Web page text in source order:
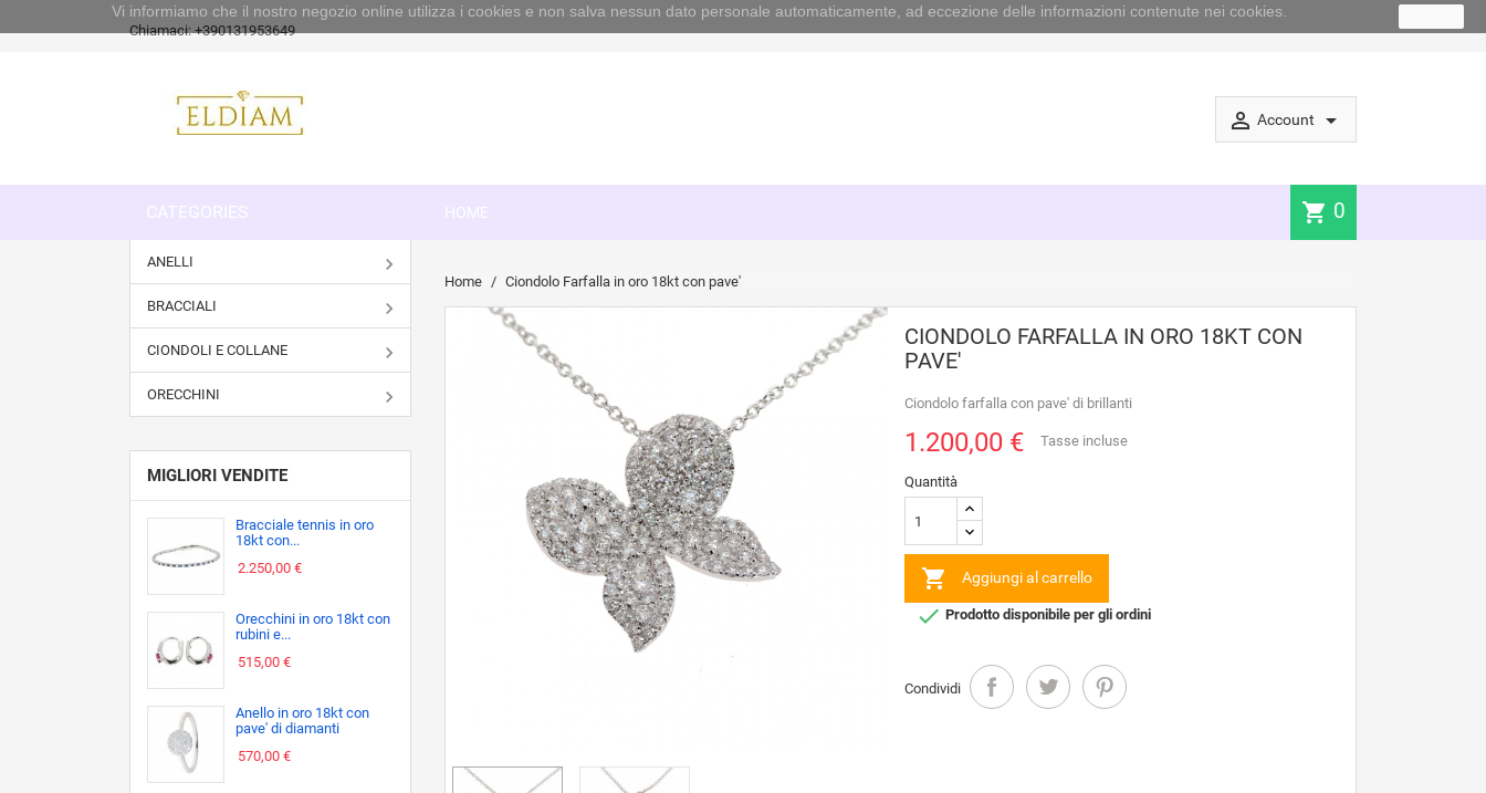
Chiamaci:+390131953649
perm_identity Account arrow_drop_down
CATEGORIES HOME shopping_cart 0
ANELLI
BRACCIALI
CIONDOLI E COLLANE
ORECCHINI
MIGLIORI VENDITE
Bracciale tennis in oro
18kt con...
2.250,00 €
Orecchini in oro 18kt con
rubini e...
515,00 €
Anello in oro 18kt con
pave' di diamanti
570,00 €
Home Ciondolo Farfalla in oro 18kt con pave'
CIONDOLO FARFALLA IN ORO 18KT CON
PAVE'
Ciondolo farfalla con pave' di brillanti
1.200,00 € Tasse incluse
Quantità
 Aggiungi al carrello
 Prodotto disponibile per gli ordini
Condividi
Vi informiamo che il nostro negozio online utilizza i cookies e non salva nessun dato personale automaticamente, ad eccezione delle informazioni contenute nei cookies.